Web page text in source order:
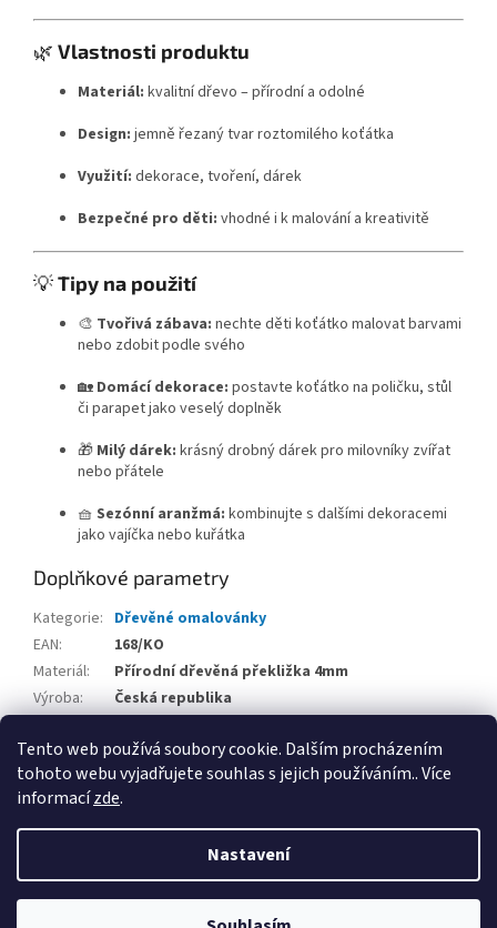
Tento web používá soubory cookie. Dalším procházením
tohoto webu vyjadřujete souhlas s jejich používáním.. Více
informacízde.
Nastavení
🌿 Vlastnosti produktu
Materiál: kvalitní dřevo – přírodní a odolné
Design: jemně řezaný tvar roztomilého koťátka
Využití: dekorace, tvoření, dárek
Bezpečné pro děti: vhodné i k malování a kreativitě
💡Tipy na použití
🎨 Tvořivá zábava: nechte děti koťátko malovat barvami
nebo zdobit podle svého
🏡 Domácí dekorace: postavte koťátko na poličku, stůl
či parapet jako veselý doplněk
🎁 Milý dárek: krásný drobný dárek pro milovníky zvířat
nebo přátele
🧺 Sezónní aranžmá: kombinujte s dalšími dekoracemi
jako vajíčka nebo kuřátka
Doplňkové parametry
Kategorie: Dřevěné omalovánky
EAN:
168/KO
Materiál:
Přírodní dřevěná překližka 4mm
Výroba:
Česká republika
Rozměr: 13 x12 cm
Vytvořil Shoptet